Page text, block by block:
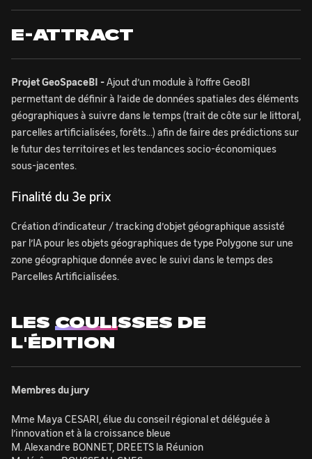
E-ATTRACT
Projet GeoSpaceBI -Ajout d’un module à l’offre GeoBI
permettant de définir à l’aide de données spatiales des éléments
géographiques à suivre dans le temps (trait de côte sur le littoral,
parcelles artificialisées, forêts...) afin de faire des prédictions sur
le futur des territoires et les tendances socio-économiques
sous-jacentes.
Finalité du 3e prix
Création d’indicateur / tracking d’objet géographique assisté
par l’IA pour les objets géographiques de type Polygone sur une
zone géographique donnée avec le suivi dans le temps des
Parcelles Artificialisées.
LES COULISSES DE
L'ÉDITION
Membres du jury
Mme Maya CESARI, élue du conseil régional et déléguée à
l’innovation et à la croissance bleue
M. Alexandre BONNET, DREETS la Réunion